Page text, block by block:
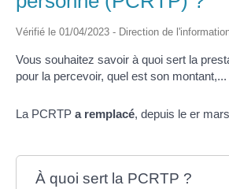
Vérifié le 01/04/2023 - Direction de
Vous souhaitez savoir à quoi sert la
pour la percevoir, quel est son
La PCRTP a remplacé, depuis le er
À quoi sert la PCRTP ?